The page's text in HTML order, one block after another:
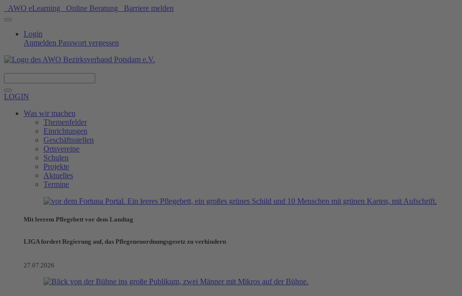
AWO eLearning Online Beratung Barriere melden
Login
Anmelden Passwort vergessen
LOGIN
Was wir machen
Themenfelder
Einrichtungen
Geschäftsstellen
Ortsvereine
Schulen
Projekte
Aktuelles
Termine
Mit leerem Pflegebett vor dem Landtag
LIGA fordert Regierung auf, das Pflegeneuordnungsgesetz zu verhindern
27.07.2026